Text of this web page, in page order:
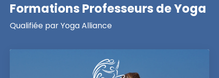
Formations Professeurs de Yoga
Qualifiée par Yoga Alliance